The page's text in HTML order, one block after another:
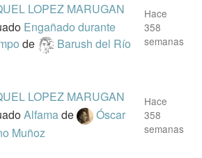
LOPEZ MARUGAN
Engañado durante
de Barush del Río
Hace
358
semanas
LOPEZ MARUGAN
Alfamade
Óscar
Muñoz
Hace
358
semanas